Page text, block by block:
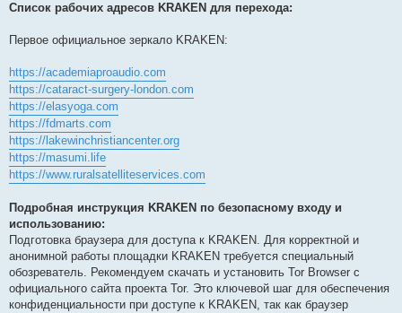
Список рабочих адресов KRAKEN для перехода:
Первое официальное зеркало KRAKEN:
https://academiaproaudio.com
https://cataract-surgery-london.com
https://elasyoga.com
https://fdmarts.com
https://lakewinchristiancenter.org
https://masumi.life
https://www.ruralsatelliteservices.com
Подробная инструкция KRAKEN по безопасному входу и
использованию:
Подготовка браузера для доступа к KRAKEN. Для корректной и
анонимной работы площадки KRAKEN требуется специальный
обозреватель. Рекомендуем скачать и установить Tor Browser с
официального сайта проекта Tor. Это ключевой шаг для обеспечения
конфиденциальности при доступе к KRAKEN, так как браузер